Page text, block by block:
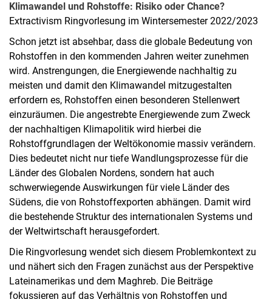
Klimawandel und Rohstoffe: Risiko oder Chance?
Extractivism Ringvorlesung im Wintersemester 2022/2023
Schon jetzt ist absehbar, dass die globale Bedeutung von
Rohstoffen in den kommenden Jahren weiter zunehmen
wird. Anstrengungen, die Energiewende nachhaltig zu
meisten und damit den Klimawandel mitzugestalten
erfordern es, Rohstoffen einen besonderen Stellenwert
einzuräumen. Die angestrebte Energiewende zum Zweck
der nachhaltigen Klimapolitik wird hierbei die
Rohstoffgrundlagen der Weltökonomie massiv verändern.
Dies bedeutet nicht nur tiefe Wandlungsprozesse für die
Länder des Globalen Nordens, sondern hat auch
schwerwiegende Auswirkungen für viele Länder des
Südens, die von Rohstoffexporten abhängen. Damit wird
die bestehende Struktur des internationalen Systems und
der Weltwirtschaft herausgefordert.
Die Ringvorlesung wendet sich diesem Problemkontext zu
und nähert sich den Fragen zunächst aus der Perspektive
Lateinamerikas und dem Maghreb. Die Beiträge
fokussieren auf das Verhältnis von Rohstoffen und